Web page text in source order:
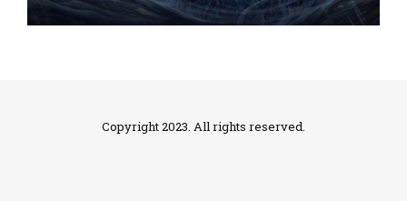
Copyright 2023. All rights reserved.